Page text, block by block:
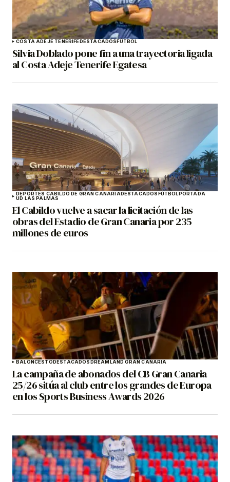
COSTA ADEJE TENERIFEDESTACADOSFÚTBOL
Silvia Doblado pone fin a una trayectoria ligada
al Costa Adeje Tenerife Egatesa
DEPORTES CABILDO DE GRAN CANARIADESTACADOSFÚTBOLPORTADA
UD LAS PALMAS
El Cabildo vuelve a sacar la licitación de las
obras del Estadio de Gran Canaria por 235
millones de euros
BALONCESTODESTACADOSDREAMLAND GRAN CANARIA
La campaña de abonados del CB Gran Canaria
25/26 sitúa al club entre los grandes de Europa
en los Sports Business Awards 2026